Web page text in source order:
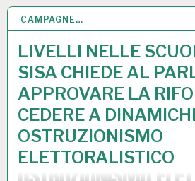
CAMPAGNE…
LIVELLI NELLE
SISA CHIEDE AL
APPROVARE LA
CEDERE A
OSTRUZIONISMO
ELETTORALISTICO
30 MAR 2026